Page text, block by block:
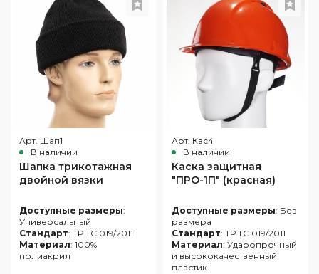
Арт. Шап1
В наличии
Шапка трикотажная
двойной вязки
Доступные размеры:
Универсальный
Стандарт: ТР ТС 019/2011
Материал: 100%
полиакрил
Арт. Кас4
В наличии
Каска защитная
"ПРО-1П" (красная)
Доступные размеры: Без
размера
Стандарт: ТР ТС 019/2011
Материал: Ударопрочный
и высококачественный
пластик